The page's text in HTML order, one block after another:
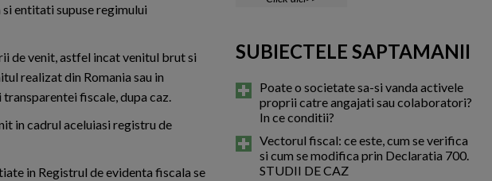
entitati supuse regimului
de venit, astfel incat venitul brut si
realizat din Romania sau in
fiscale, dupa caz.
in cadrul aceluiasi registru de
in Registrul de evidenta fiscala se
SUBIECTELE SAPTAMANII
Poate o societate sa-si vanda activele
proprii catre angajati sau colaboratori?
In ce conditii?
Vectorul fiscal: ce este, cum se verifica
si cum se modifica prin Declaratia 700.
STUDII DE CAZ